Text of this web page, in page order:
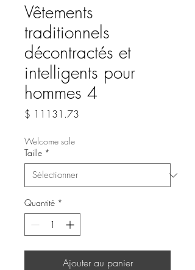
Vêtements
traditionnels
décontractés et
intelligents pour
hommes 4
$ 11131.73
Welcome sale
Taille *
Quantité *
Ajouter au panier